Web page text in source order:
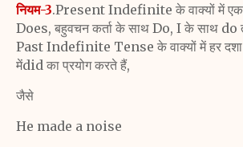
नियम-3.Present Indefinite के वाक्यों में एक
Does, बहुवचन कर्ता के साथ Do, I के साथ do
Past Indefinite Tense के वाक्यों में हर दशा
मेंdid का प्रयोग करते हैं,
जैसे
He made a noise